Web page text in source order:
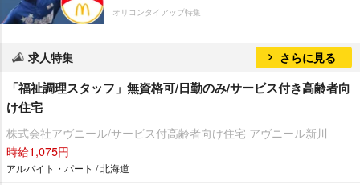
オリコンタイアップ特集
求人特集 さらに見る
「福祉調理スタッフ」無資格可/日勤のみ/サービス付き高齢者向
け住宅
株式会社アヴニール/サービス付高齢者向け住宅 アヴニール新川
時給1,075円
アルバイト・パート / 北海道